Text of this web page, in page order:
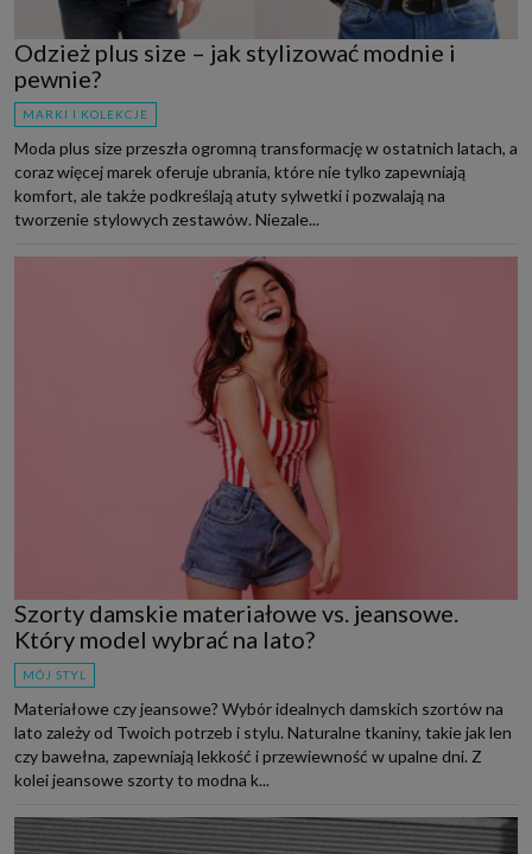
Odzież plus size – jak stylizować modnie i
pewnie?
MARKI I KOLEKCJE
Moda plus size przeszła ogromną transformację w ostatnich latach, a
coraz więcej marek oferuje ubrania, które nie tylko zapewniają
komfort, ale także podkreślają atuty sylwetki i pozwalają na
tworzenie stylowych zestawów. Niezale...
Szorty damskie materiałowe vs. jeansowe.
Który model wybrać na lato?
MÓJ STYL
Materiałowe czy jeansowe? Wybór idealnych damskich szortów na
lato zależy od Twoich potrzeb i stylu. Naturalne tkaniny, takie jak len
czy bawełna, zapewniają lekkość i przewiewność w upalne dni. Z
kolei jeansowe szorty to modna k...